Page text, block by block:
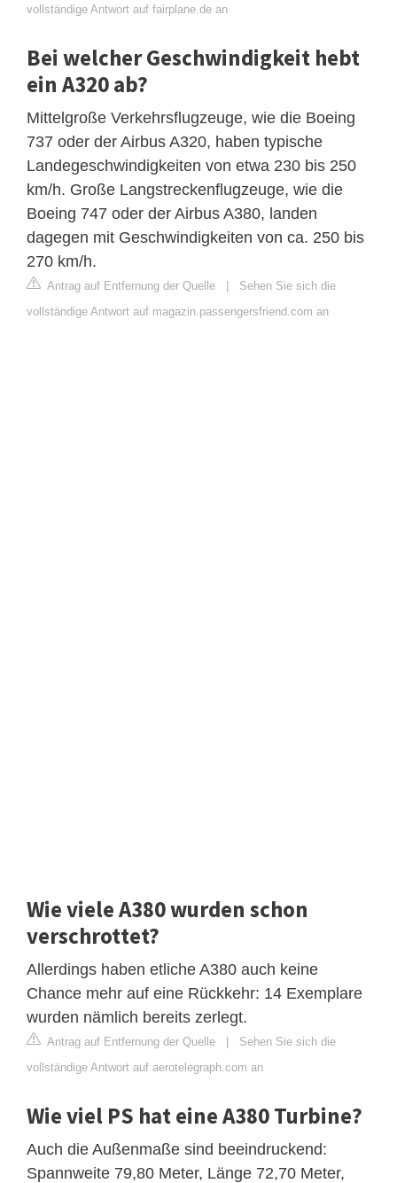
vollständige Antwort auf fairplane.de an
Bei welcher Geschwindigkeit hebt
ein A320 ab?
Mittelgroße Verkehrsflugzeuge, wie die Boeing
737 oder der Airbus A320, haben typische
Landegeschwindigkeiten von etwa 230 bis 250
km/h. Große Langstreckenflugzeuge, wie die
Boeing 747 oder der Airbus A380, landen
dagegen mit Geschwindigkeiten von ca. 250 bis
270 km/h.
Antrag auf Entfernung der Quelle | Sehen Sie sich die
vollständige Antwort auf magazin.passengersfriend.com an
Wie viele A380 wurden schon
verschrottet?
Allerdings haben etliche A380 auch keine
Chance mehr auf eine Rückkehr: 14 Exemplare
wurden nämlich bereits zerlegt.
Antrag auf Entfernung der Quelle | Sehen Sie sich die
vollständige Antwort auf aerotelegraph.com an
Wie viel PS hat eine A380 Turbine?
Auch die Außenmaße sind beeindruckend:
Spannweite 79,80 Meter, Länge 72,70 Meter,